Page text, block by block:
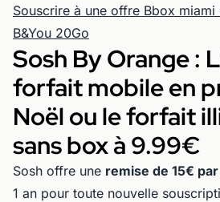
Souscrire à une offre Bbox
B&You 20Go
Sosh By Orange :
forfait mobile en
Noël ou le forfait
sans box à 9.99€
Sosh offre une remise de 15€
1 an pour toute nouvelle